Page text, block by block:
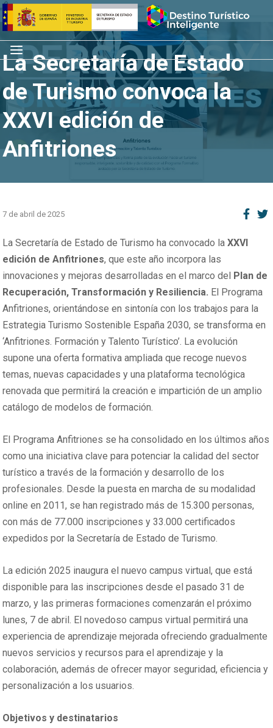
Saltar
al
contenido
Inicio
Menú
La Secretaría de Estado
de Turismo convoca la
XXVI edición de
Anfitriones
7 de abril de 2025
La Secretaría de Estado de Turismo ha convocado laXXVI
edición de Anfitriones, que este año incorpora las
innovaciones y mejoras desarrolladas en el marco del
Plan de
Recuperación, Transformación y Resiliencia. El Programa
Anfitriones, orientándose en sintonía con los trabajos para la
Estrategia Turismo Sostenible España 2030, se transforma en
‘Anfitriones. Formación y Talento Turístico’. La evolución
supone una oferta formativa ampliada que recoge nuevos
temas, nuevas capacidades y una plataforma tecnológica
renovada que permitirá la creación e impartición de un amplio
catálogo de modelos de formación.
El Programa Anfitriones se ha consolidado en los últimos años
como una iniciativa clave para potenciar la calidad del sector
turístico a través de la formación y desarrollo de los
profesionales. Desde la puesta en marcha de su modalidad
online en 2011, se han registrado más de 15.300 personas,
con más de 77.000 inscripciones y 33.000 certificados
expedidos por la Secretaría de Estado de Turismo.
La edición 2025 inaugura el nuevo campus virtual, que está
disponible para las inscripciones desde el pasado 31 de
marzo, y las primeras formaciones comenzarán el próximo
lunes, 7 de abril. El novedoso campus virtual permitirá una
experiencia de aprendizaje mejorada ofreciendo gradualmente
nuevos servicios y recursos para el aprendizaje y la
colaboración, además de ofrecer mayor seguridad, eficiencia y
personalización a los usuarios.
Objetivos y destinatarios